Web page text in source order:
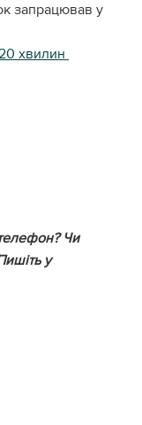
запрацював у
хвилин
Чи
у